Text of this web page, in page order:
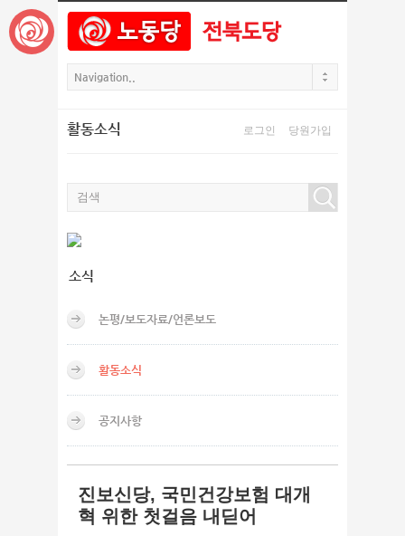
본문으로 바로가기
로그인 당원가입
활동소식
소식
논평/보도자료/언론보도
활동소식
공지사항
진보신당, 국민건강보험 대개
혁 위한 첫걸음 내딛어
Sketchbook5, 스케치북5
Sketchbook5, 스케치북5